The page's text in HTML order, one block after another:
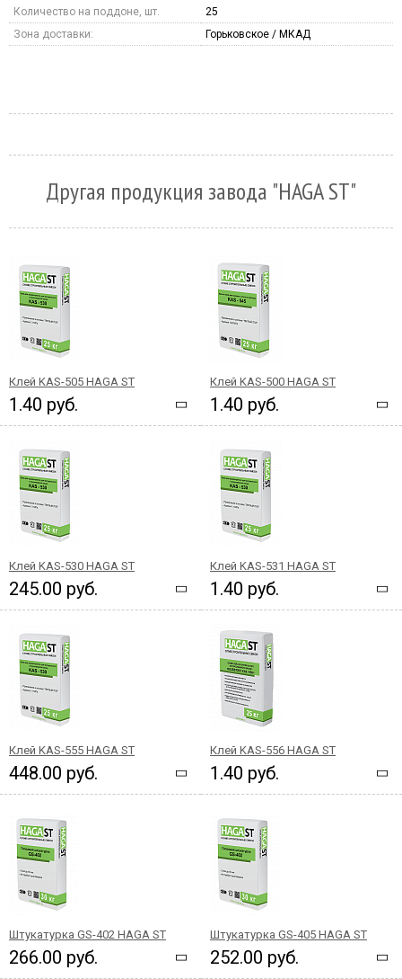
Количество на поддоне, шт.
25
Зона доставки:
Горьковское / МКАД
Другая продукция завода "HAGA ST"
Клей KAS-505 HAGA ST
1.40 руб.
Клей KAS-500 HAGA ST
1.40 руб.
Клей KAS-530 HAGA ST
245.00 руб.
Клей KAS-531 HAGA ST
1.40 руб.
Клей KAS-555 HAGA ST
448.00 руб.
Клей KAS-556 HAGA ST
1.40 руб.
Штукатурка GS-402 HAGA ST
266.00 руб.
Штукатурка GS-405 HAGA ST
252.00 руб.